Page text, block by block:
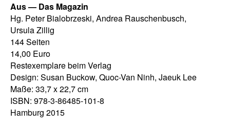
Aus — Das Magazin
Hg. Peter Bialobrzeski, Andrea Rauschenbusch,
Ursula Zillig
144 Seiten
14,00 Euro
Restexemplare beim Verlag
Design: Susan Buckow, Quoc-Van Ninh, Jaeuk Lee
Maße: 33,7 x 22,7 cm
ISBN: 978-3-86485-101-8
Hamburg 2015